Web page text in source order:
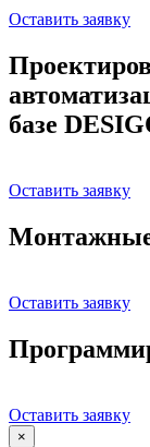
Оставить заявку
базе
Оставить заявку
Оставить заявку
Оставить заявку
×